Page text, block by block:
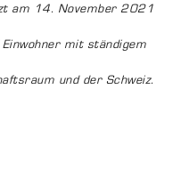
am 14. November 2021
mit ständigem
und der Schweiz.